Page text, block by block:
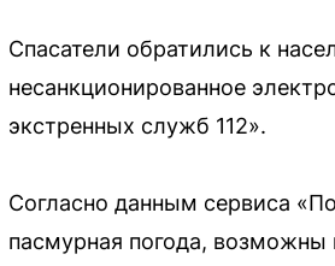
Спасатели обратились к
несанкционированное
экстренных служб 112».
Согласно данным сервиса
пасмурная погода,